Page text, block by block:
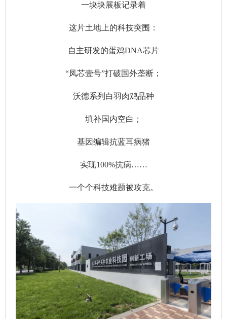
一块块展板记录着
这片土地上的科技突围：
自主研发的蛋鸡DNA芯片
“凤芯壹号”打破国外垄断；
沃德系列白羽肉鸡品种
填补国内空白；
基因编辑抗蓝耳病猪
实现100%抗病……
一个个科技难题被攻克。